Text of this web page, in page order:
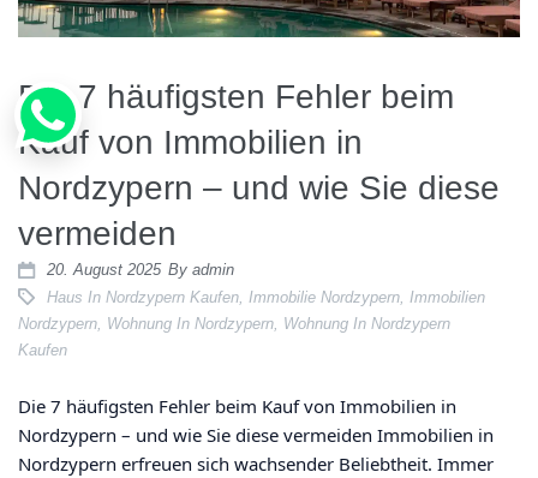
Die 7 häufigsten Fehler beim
Kauf von Immobilien in
Nordzypern – und wie Sie diese
vermeiden
20. August 2025 By admin
Haus In Nordzypern Kaufen Immobilie Nordzypern Immobilien
Nordzypern, Wohnung In Nordzypern, Wohnung In Nordzypern
Kaufen
Die 7 häufigsten Fehler beim Kauf von Immobilien in
Nordzypern – und wie Sie diese vermeiden Immobilien in
Nordzypern erfreuen sich wachsender Beliebtheit. Immer